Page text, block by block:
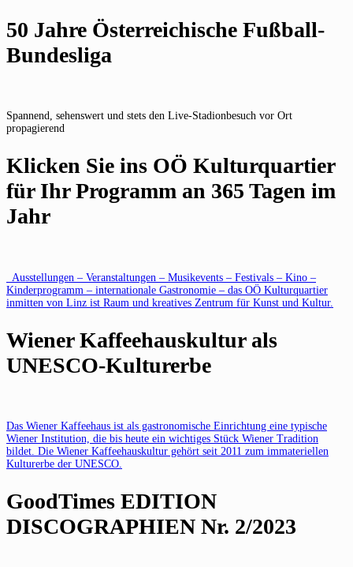
50 Jahre Österreichische Fußball-
Bundesliga
Spannend, sehenswert und stets den Live-Stadionbesuch vor Ort
propagierend
Klicken Sie ins OÖ Kulturquartier
für Ihr Programm an 365 Tagen im
Jahr
Ausstellungen – Veranstaltungen – Musikevents – Festivals – Kino –
Kinderprogramm – internationale Gastronomie – das OÖ Kulturquartier
inmitten von Linz ist Raum und kreatives Zentrum für Kunst und Kultur.
Wiener Kaffeehauskultur als
UNESCO-Kulturerbe
Das Wiener Kaffeehaus ist als gastronomische Einrichtung eine typische
Wiener Institution, die bis heute ein wichtiges Stück Wiener Tradition
bildet. Die Wiener Kaffeehauskultur gehört seit 2011 zum immateriellen
Kulturerbe der UNESCO.
GoodTimes EDITION
DISCOGRAPHIEN Nr. 2/2023